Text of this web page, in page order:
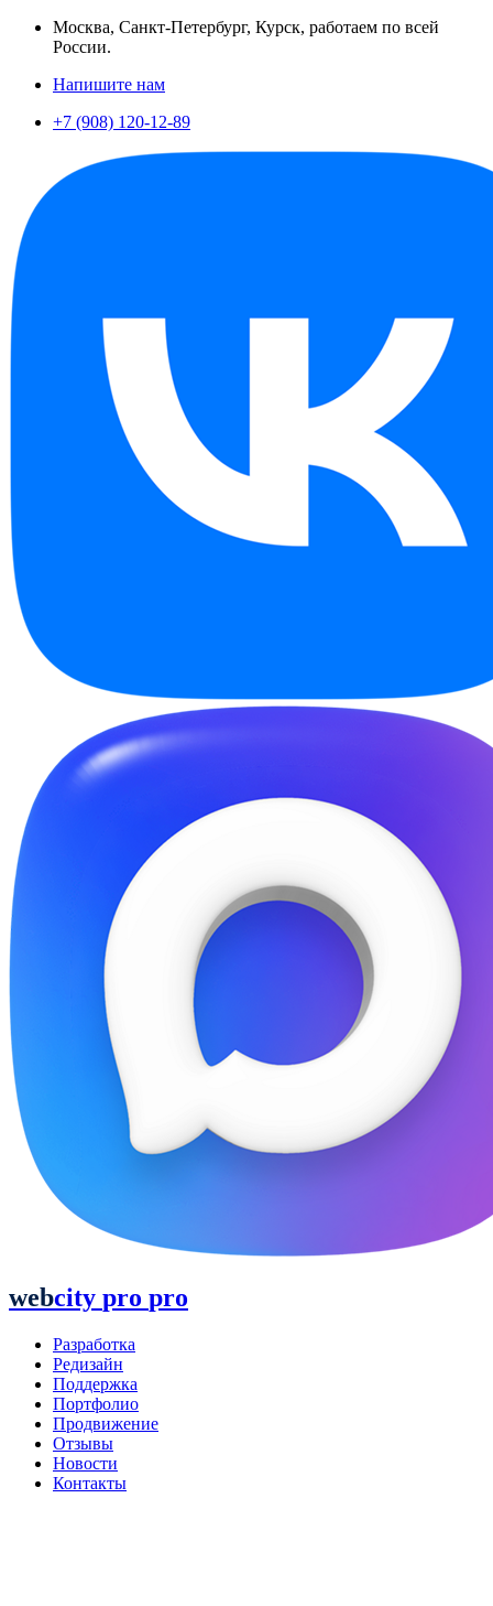
Москва, Санкт-Петербург, Курск, работаем по всей
России.
Напишите нам
+7 (908) 120-12-89
webcity pro pro
Разработка
Редизайн
Поддержка
Портфолио
Продвижение
Отзывы
Новости
Контакты